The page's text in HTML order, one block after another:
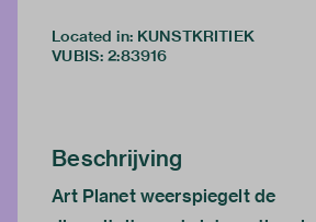
Located in: KUNSTKRITIEK
VUBIS: 2:83916
Beschrijving
Art Planet weerspiegelt de